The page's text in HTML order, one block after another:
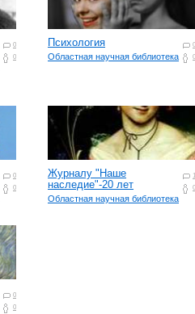
0
0
0
0
Психология
Областная научная библиотека
0
0
1
0
Журналу "Наше
наследие"-20 лет
Областная научная библиотека
0
0